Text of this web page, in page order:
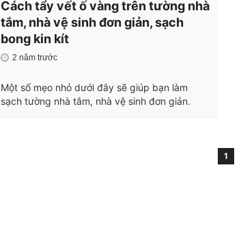
Cách tẩy vết ố vàng trên tường nhà
tắm, nhà vệ sinh đơn giản, sạch
bong kin kít
2 năm trước
Một số mẹo nhỏ dưới đây sẽ giúp bạn làm
sạch tường nhà tắm, nhà vệ sinh đơn giản.
1